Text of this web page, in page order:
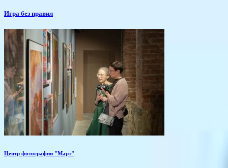
​Игра без правил
Центр фотографии "Март"